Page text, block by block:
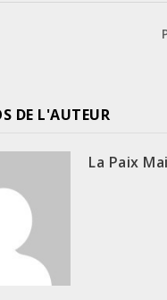
DE L'AUTEUR
La Paix